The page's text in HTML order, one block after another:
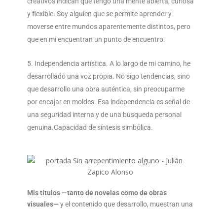
y flexible. Soy alguien que se permite aprender y
moverse entre mundos aparentemente distintos, pero
que en mi encuentran un punto de encuentro.
Independencia artística. A lo largo de mi camino, he
desarrollado una voz propia. No sigo tendencias, sino
que desarrollo una obra auténtica, sin preocuparme
por encajar en moldes. Esa independencia es señal de
una seguridad interna y de una búsqueda personal
genuina.Capacidad de síntesis simbólica.
Mis títulos —tanto de novelas como de obras
visuales— y el contenido que desarrollo, muestran una